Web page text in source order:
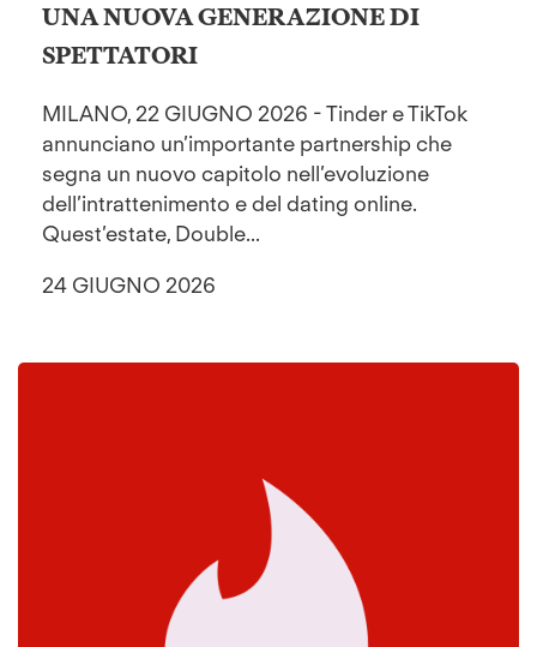
UNA NUOVA GENERAZIONE DI
SPETTATORI
MILANO, 22 GIUGNO 2026 - Tinder e TikTok
annunciano un’importante partnership che
segna un nuovo capitolo nell’evoluzione
dell’intrattenimento e del dating online.
Quest’estate, Double...
24 GIUGNO 2026